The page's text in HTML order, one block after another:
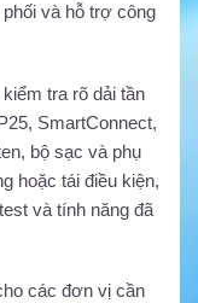
và hỗ trợ công
tra rõ dải tần
SmartConnect,
bộ sạc và phụ
hoặc tái điều kiện,
và tính năng đã
các đơn vị cần